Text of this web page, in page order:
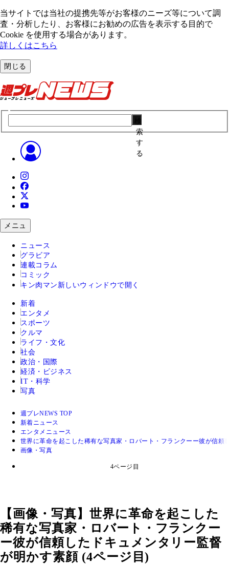
当サイトでは当社の提携先等がお客様のニーズ等について調
査・分析したり、お客様にお勧めの広告を表⽰する⽬的で
Cookie を使⽤する場合があります。
詳しくはこちら
閉じる
索
す
る
メニュ
ニュース
グラビア
連載コラム
コミック
キン肉マン 新しいウィンドウで開く
新着
エンタメ
スポーツ
クルマ
ライフ・文化
社会
政治・国際
経済・ビジネス
IT・科学
写真
週プレNEWS TOP
新着ニュース
エンタメニュース
世界に革命を起こした稀有な写真家・ロバート・フランクーー彼が信頼
画像・写真
4ページ目
【画像・写真】世界に革命を起こした
稀有な写真家・ロバート・フランクー
ー彼が信頼したドキュメンタリー監督
が明かす素顔 (4ページ目)